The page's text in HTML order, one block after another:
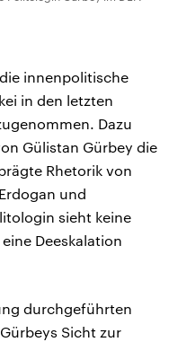
innenpolitische
in den letzten
Dazu
Gülistan Gürbey die
Rhetorik von
und
sieht keine
Deeskalation
durchgeführten
Sicht zur